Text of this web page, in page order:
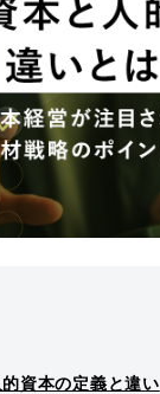
資本の定義と違い